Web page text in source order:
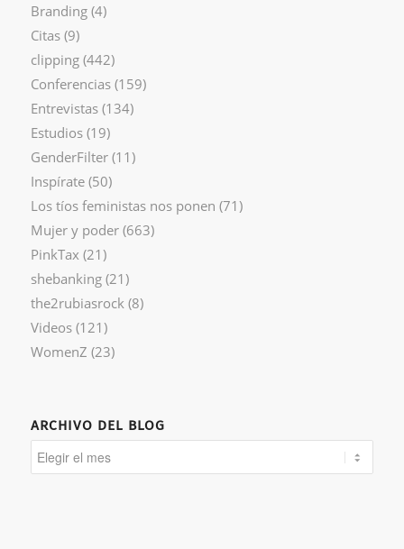
Branding(4)
Citas(9)
clipping(442)
Conferencias(159)
Entrevistas(134)
Estudios(19)
GenderFilter(11)
Inspírate(50)
Los tíos feministas nos ponen (71)
Mujer y poder(663)
PinkTax (21)
shebanking(21)
the2rubiasrock (8)
Videos(121)
WomenZ (23)
ARCHIVO DEL BLOG